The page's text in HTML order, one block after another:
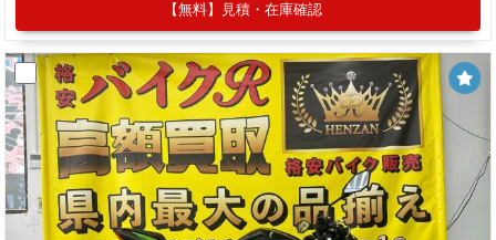
【無料】見積・在庫確認